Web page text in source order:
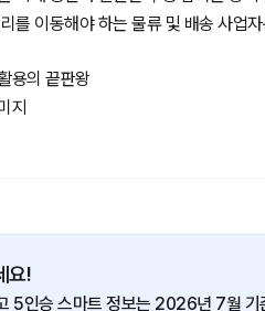
를 이동해야 하는 물류 및 배송 사업
용의 끝판왕
지
요!
5인승 스마트 정보는 2026년 7월 기